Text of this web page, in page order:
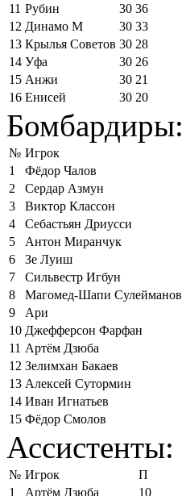
11 Рубин 30 36
12 Динамо М 30 33
13 Крылья Советов 30 28
14 Уфа 30 26
15 Анжи 30 21
16 Енисей 30 20
Бомбардиры:
№ Игрок
1
Фёдор Чалов
2
Сердар Азмун
3
Виктор Классон
4
Себастьян Дриусси
5
Антон Миранчук
6
Зе Луиш
7
Сильвестр Игбун
8
Магомед-Шапи Сулейманов
9
Ари
10 Джефферсон Фарфан
11 Артём Дзюба
12 Зелимхан Бакаев
13 Алексей Сутормин
14 Иван Игнатьев
15 Фёдор Смолов
Ассистенты:
№ Игрок
П
1
Артём Дзюба 10